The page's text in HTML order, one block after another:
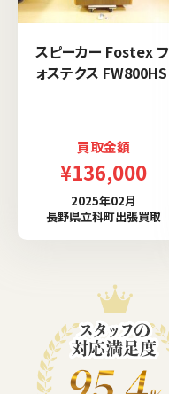
スピーカー Fostex フ
ォステクス FW800HS
買取金額
¥136,000
2025年02月
長野県立科町出張買取